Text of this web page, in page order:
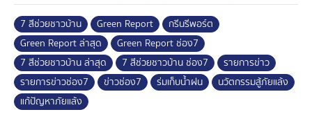
Alexander Brezing และ รศ.ดร.ราชวดี ศิลาพันธ์ รวมถึง
ดร.วิศิษฏ์ศรี วิยะรัตน์ ผู้ผลักดันขอทุนวิจัยจากกองทุนส่ง
เสริมวิทยาศาสตร์ วิจัยและนวัตกรรม
7 สีช่วยชาวบ้าน Green Report
กรีนรีพอร์ต
Green Report ล่าสุด
Green Report ช่อง7
7 สีช่วยชาวบ้าน ล่าสุด
7 สีช่วยชาวบ้าน ช่อง7
รายการข่าว
รายการข่าวช่อง7
ข่าวช่อง7 ร่มเก็บน้ำฝน
นวัตกรรมสู้ภัยแล้ง
แก้ปัญหาภัยแล้ง